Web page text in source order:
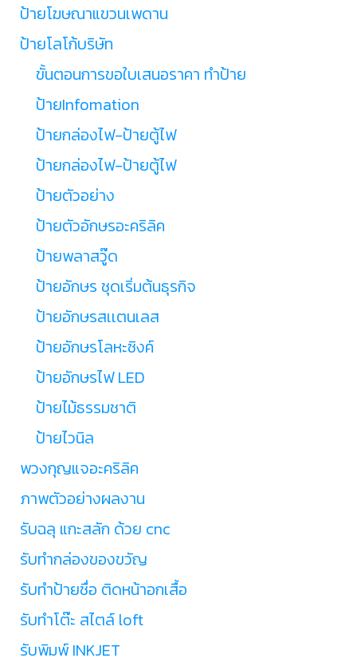
ป้ายโฆษณาแขวนเพดาน
ป้ายโลโก้บริษัท
ขั้นตอนการขอใบเสนอราคา ทำป้าย
ป้ายInfomation
ป้ายกล่องไฟ-ป้ายตู้ไฟ
ป้ายกล่องไฟ-ป้ายตู้ไฟ
ป้ายตัวอย่าง
ป้ายตัวอักษรอะคริลิค
ป้ายพลาสวู๊ด
ป้ายอักษร ชุดเริ่มต้นธุรกิจ
ป้ายอักษรสเเตนเลส
ป้ายอักษรโลหะซิงค์
ป้ายอักษรไฟ LED
ป้ายไม้ธรรมชาติ
ป้ายไวนิล
พวงกุญแจอะคริลิค
ภาพตัวอย่างผลงาน
รับฉลุ แกะสลัก ด้วย cnc
รับทำกล่องของขวัญ
รับทำป้ายชื่อ ติดหน้าอกเสื้อ
รับทำโต๊ะ สไตล์ loft
รับพิมพ์ INKJET